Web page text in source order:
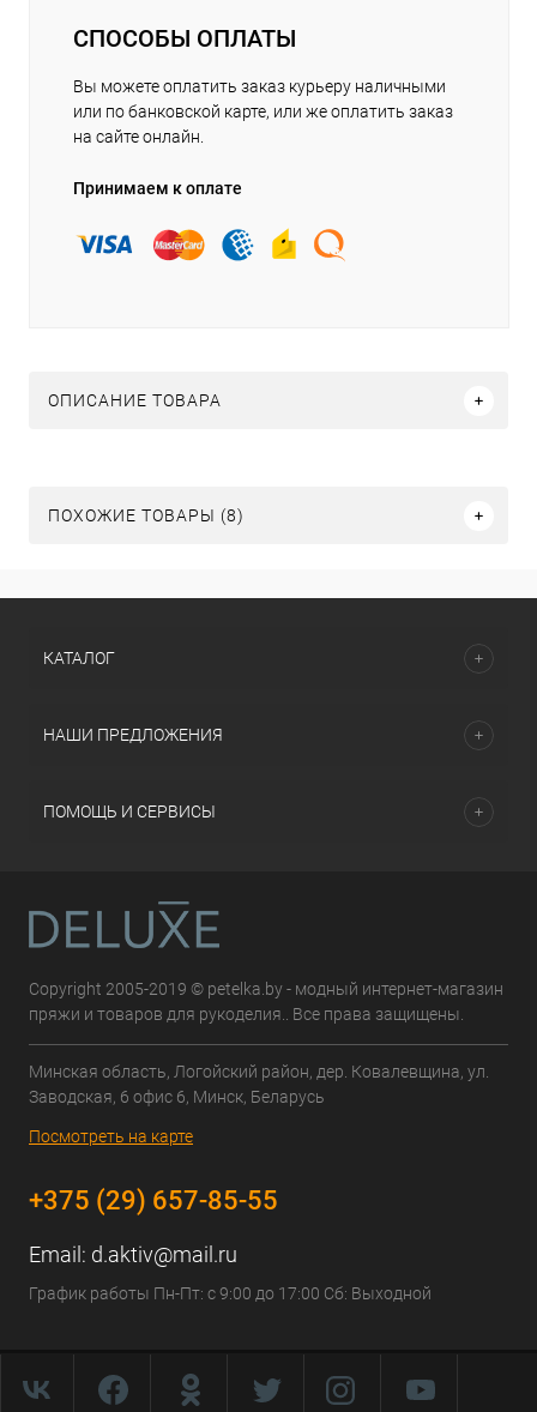
СПОСОБЫ ОПЛАТЫ
Вы можете оплатить заказ курьеру наличными
или по банковской карте, или же оплатить заказ
на сайте онлайн.
Принимаем к оплате
ОПИСАНИЕ ТОВАРА
ПОХОЖИЕ ТОВАРЫ (8)
КАТАЛОГ
НАШИ ПРЕДЛОЖЕНИЯ
ПОМОЩЬ И СЕРВИСЫ
Copyright 2005-2019 © petelka.by - модный интернет-магазин
пряжи и товаров для рукоделия.. Все права защищены.
Минская область, Логойский район, дер. Ковалевщина, ул.
Заводская, 6 офис 6, Минск, Беларусь
Посмотреть на карте
+375 (29) 657-85-55
Email: d.aktiv@mail.ru
График работы Пн-Пт: с 9:00 до 17:00 Сб: Выходной